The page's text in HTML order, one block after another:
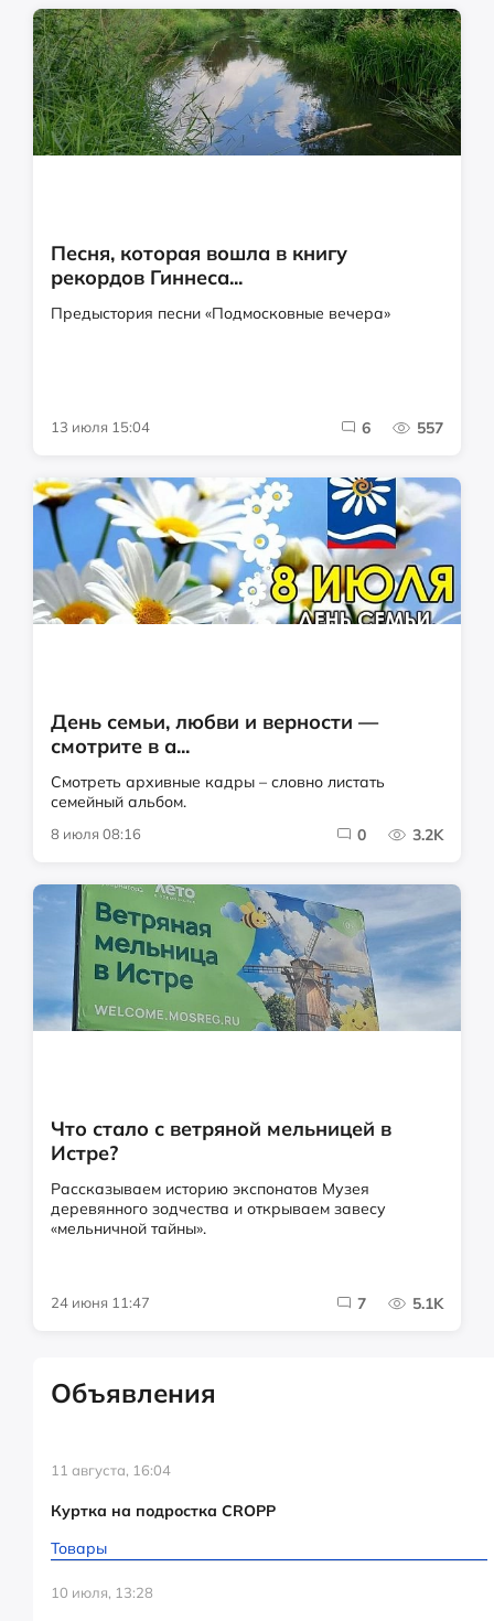
Песня, которая вошла в книгу
рекордов Гиннеса...
Предыстория песни «Подмосковные вечера»
13 июля 15:04 6 557
День семьи, любви и верности —
смотрите в а...
Смотреть архивные кадры – словно листать
семейный альбом.
8 июля 08:16 0 3.2K
Что стало с ветряной мельницей в
Истре?
Рассказываем историю экспонатов Музея
деревянного зодчества и открываем завесу
«мельничной тайны».
24 июня 11:47 7 5.1K
Объявления
11 августа, 16:04
Куртка на подростка CROPP
Товары
10 июля, 13:28